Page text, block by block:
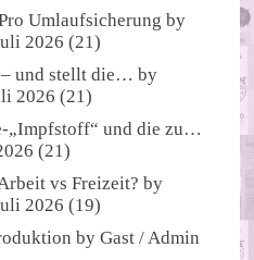
Umlaufsicherung by
2026 (21)
und stellt die… by
2026 (21)
„Impfstoff“ und die zu…
(21)
vs Freizeit? by
2026 (19)
byGast / Admin